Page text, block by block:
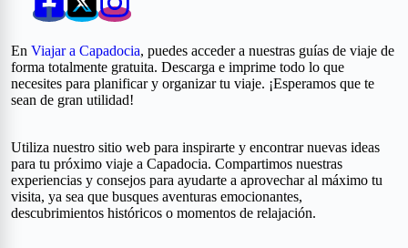
En Viajar a Capadocia, puedes acceder a nuestras guías de viaje de
forma totalmente gratuita. Descarga e imprime todo lo que
necesites para planificar y organizar tu viaje. ¡Esperamos que te
sean de gran utilidad!
Utiliza nuestro sitio web para inspirarte y encontrar nuevas ideas
para tu próximo viaje a Capadocia. Compartimos nuestras
experiencias y consejos para ayudarte a aprovechar al máximo tu
visita, ya sea que busques aventuras emocionantes,
descubrimientos históricos o momentos de relajación.